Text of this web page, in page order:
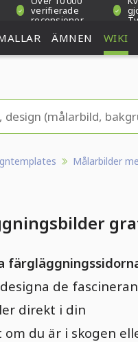
verifierade
recensioner
ÄMNEN WIKI
Målarbilder
de
direkt i din
om du är i skogen